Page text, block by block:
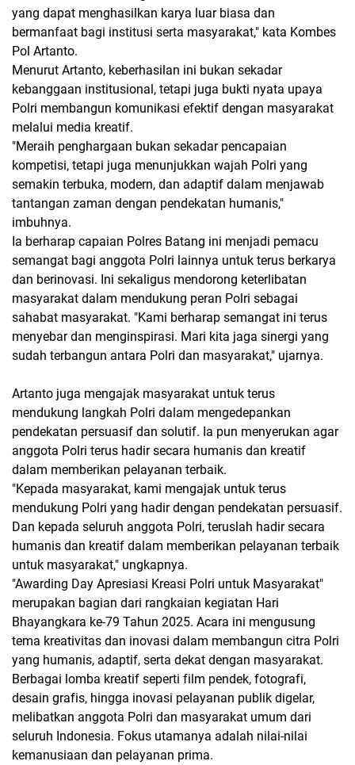
yang dapat menghasilkan karya luar biasa dan
bermanfaat bagi institusi serta masyarakat," kata Kombes
Pol Artanto.
Menurut Artanto, keberhasilan ini bukan sekadar
kebanggaan institusional, tetapi juga bukti nyata upaya
Polri membangun komunikasi efektif dengan masyarakat
melalui media kreatif.
"Meraih penghargaan bukan sekadar pencapaian
kompetisi, tetapi juga menunjukkan wajah Polri yang
semakin terbuka, modern, dan adaptif dalam menjawab
tantangan zaman dengan pendekatan humanis,"
imbuhnya.
Ia berharap capaian Polres Batang ini menjadi pemacu
semangat bagi anggota Polri lainnya untuk terus berkarya
dan berinovasi. Ini sekaligus mendorong keterlibatan
masyarakat dalam mendukung peran Polri sebagai
sahabat masyarakat. "Kami berharap semangat ini terus
menyebar dan menginspirasi. Mari kita jaga sinergi yang
sudah terbangun antara Polri dan masyarakat," ujarnya.
Artanto juga mengajak masyarakat untuk terus
mendukung langkah Polri dalam mengedepankan
pendekatan persuasif dan solutif. Ia pun menyerukan agar
anggota Polri terus hadir secara humanis dan kreatif
dalam memberikan pelayanan terbaik.
"Kepada masyarakat, kami mengajak untuk terus
mendukung Polri yang hadir dengan pendekatan persuasif.
Dan kepada seluruh anggota Polri, teruslah hadir secara
humanis dan kreatif dalam memberikan pelayanan terbaik
untuk masyarakat," ungkapnya.
"Awarding Day Apresiasi Kreasi Polri untuk Masyarakat"
merupakan bagian dari rangkaian kegiatan Hari
Bhayangkara ke-79 Tahun 2025. Acara ini mengusung
tema kreativitas dan inovasi dalam membangun citra Polri
yang humanis, adaptif, serta dekat dengan masyarakat.
Berbagai lomba kreatif seperti film pendek, fotografi,
desain grafis, hingga inovasi pelayanan publik digelar,
melibatkan anggota Polri dan masyarakat umum dari
seluruh Indonesia. Fokus utamanya adalah nilai-nilai
kemanusiaan dan pelayanan prima.